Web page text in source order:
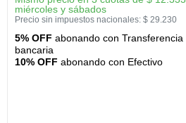
miércoles y sábados
Precio sin impuestos nacionales: $ 29.230
5% OFF abonando con Transferencia
bancaria
10% OFF abonando con Efectivo